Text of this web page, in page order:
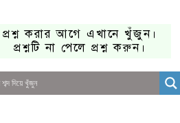
প্রশ্ন করার আগে এখানে খুঁজুন।
প্রশ্নটি না পেলে প্রশ্ন করুন।